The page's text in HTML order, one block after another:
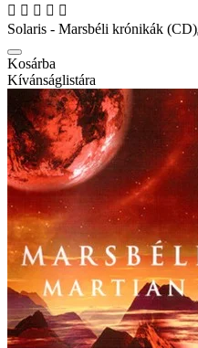
Solaris - Marsbéli krónikák (CD)
Kosárba
Kívánságlistára